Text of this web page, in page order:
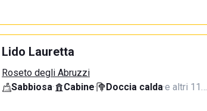
Lido Lauretta
Roseto degli Abruzzi
Sabbiosa· Cabine· Doccia calda·e altri 11…